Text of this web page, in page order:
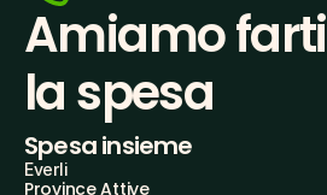
Amiamo farti
la spesa
Spesa insieme
Everli
Province Attive